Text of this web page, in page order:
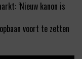
‘Nieuw kanon is
voort te zetten